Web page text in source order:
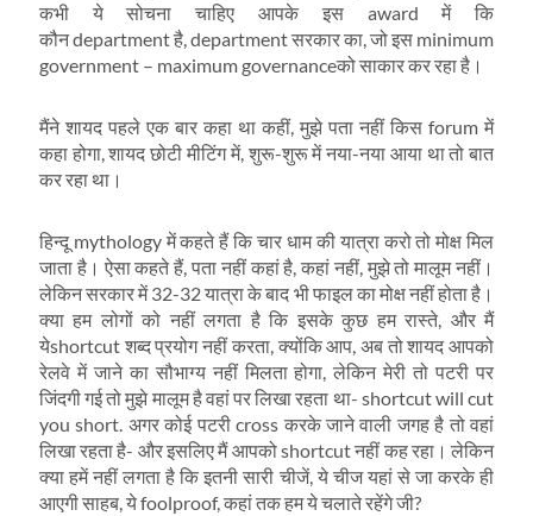
कभी ये सोचना चाहिए आपके इस award में कि
कौन department है, department सरकार का, जो इस minimum
government – maximum governanceको साकार कर रहा है।
मैंने शायद पहले एक बार कहा था कहीं, मुझे पता नहीं किस forum में
कहा होगा, शायद छोटी मीटिंग में, शुरू-शुरू में नया-नया आया था तो बात
कर रहा था।
हिन्‍दू mythology में कहते हैं कि चार धाम की यात्रा करो तो मोक्ष मिल
जाता है। ऐसा कहते हैं, पता नहीं कहां है, कहां नहीं, मुझे तो मालूम नहीं।
लेकिन सरकार में 32-32 यात्रा के बाद भी फाइल का मोक्ष नहीं होता है।
क्‍या हम लोगों को नहीं लगता है कि इसके कुछ हम रास्‍ते, और मैं
येshortcut शब्‍द प्रयोग नहीं करता, क्‍योंकि आप, अब तो शायद आपको
रेलवे में जाने का सौभाग्‍य नहीं मिलता होगा, लेकिन मेरी तो पटरी पर
जिंदगी गई तो मुझे मालूम है वहां पर लिखा रहता था- shortcut will cut
you short. अगर कोई पटरी cross करके जाने वाली जगह है तो वहां
लिखा रहता है- और इसलिए मैं आपको shortcut नहीं कह रहा। लेकिन
क्‍या हमें नहीं लगता है कि इतनी सारी चीजें, ये चीज यहां से जा करके ही
आएगी साहब, ये foolproof, कहां तक हम ये चलाते रहेंगे जी?